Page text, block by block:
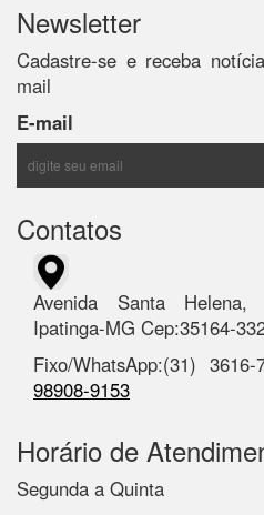
Newsletter
Cadastre-se e receba
mail
E-mail
Contatos
Avenida Santa
Ipatinga-MG Cep:35164-
Fixo/WhatsApp:(31)
98908-9153
Horário de
Segunda a Quinta